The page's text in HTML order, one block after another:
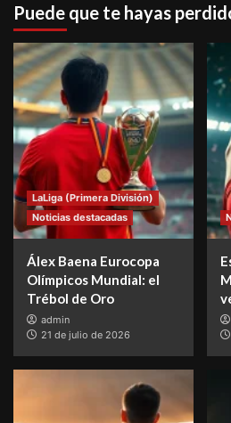
Puede que te hayas
LaLiga (Primera División)
Noticias destacadas
Álex Baena Eurocopa
Olímpicos Mundial: el
Trébol de Oro
admin
21 de julio de 2026